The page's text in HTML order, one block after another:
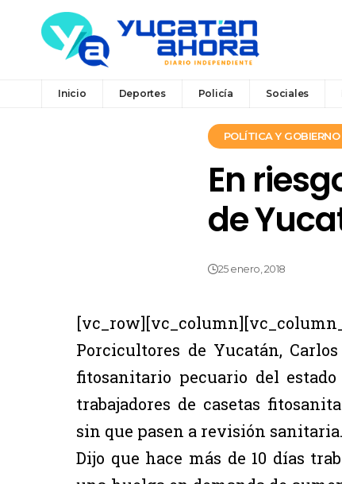
Inicio Deportes Policía Sociales
POLÍTICA Y GOBIERNO
En
de
25 enero, 2018
Porcicultores de Yucatán,
fitosanitario pecuario del
trabajadores de casetas
sin que pasen a revisión sanitaria.
Dijo que hace más de 10 días